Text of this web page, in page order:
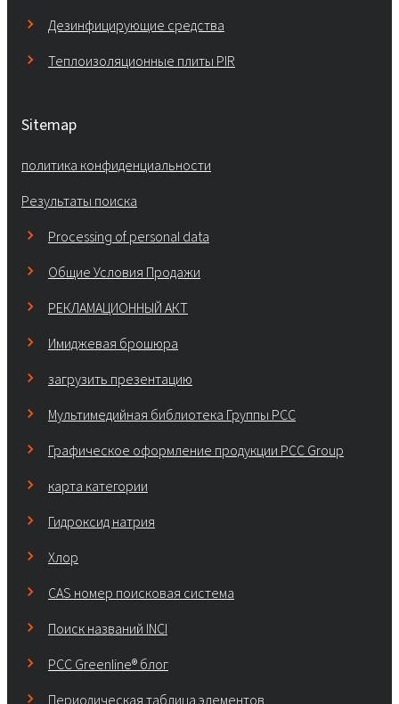
Дезинфицирующие средства
Теплоизоляционные плиты PIR
Sitemap
политика конфиденциальности
Результаты поиска
Processing of personal data
Общие Условия Продажи
РЕКЛАМАЦИОННЫЙ АКТ
Имиджевая брошюра
загрузить презентацию
Мультимедийная библиотека Группы РСС
Графическое оформление продукции PCC Group
карта категории
Гидроксид натрия
Хлор
CAS номер поисковая система
Поиск названий INCI
PCC Greenline® блог
Периодическая таблица элементов